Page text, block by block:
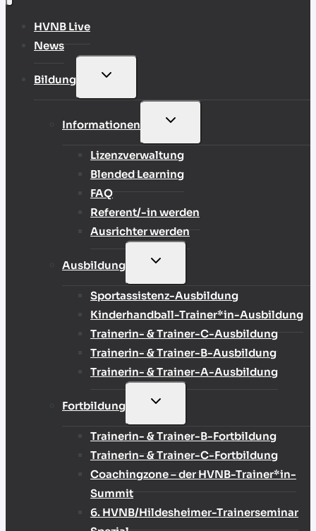
HVNB Live
News
Bildung
UNTERMENÜ
Informationen
UNTERMENÜ
Lizenzverwaltung
Blended Learning
FAQ
Referent/-in werden
Ausrichter werden
Ausbildung
UNTERMENÜ
Sportassistenz-Ausbildung
Kinderhandball-Trainer*in-Ausbildung
Trainerin- & Trainer-C-Ausbildung
Trainerin- & Trainer-B-Ausbildung
Trainerin- & Trainer-A-Ausbildung
Fortbildung
UNTERMENÜ
Trainerin- & Trainer-B-Fortbildung
Trainerin- & Trainer-C-Fortbildung
Coachingzone – der HVNB-Trainer*in-
Summit
6. HVNB/Hildesheimer-Trainerseminar